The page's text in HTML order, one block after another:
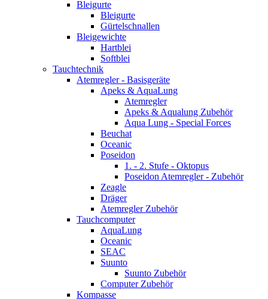
Bleigurte
Bleigurte
Gürtelschnallen
Bleigewichte
Hartblei
Softblei
Tauchtechnik
Atemregler - Basisgeräte
Apeks & AquaLung
Atemregler
Apeks & Aqualung Zubehör
Aqua Lung - Special Forces
Beuchat
Oceanic
Poseidon
1. - 2. Stufe - Oktopus
Poseidon Atemregler - Zubehör
Zeagle
Dräger
Atemregler Zubehör
Tauchcomputer
AquaLung
Oceanic
SEAC
Suunto
Suunto Zubehör
Computer Zubehör
Kompasse